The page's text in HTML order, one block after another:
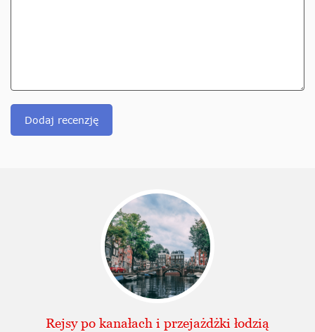
Dodaj recenzję
Rejsy po kanałach i przejażdżki łodzią